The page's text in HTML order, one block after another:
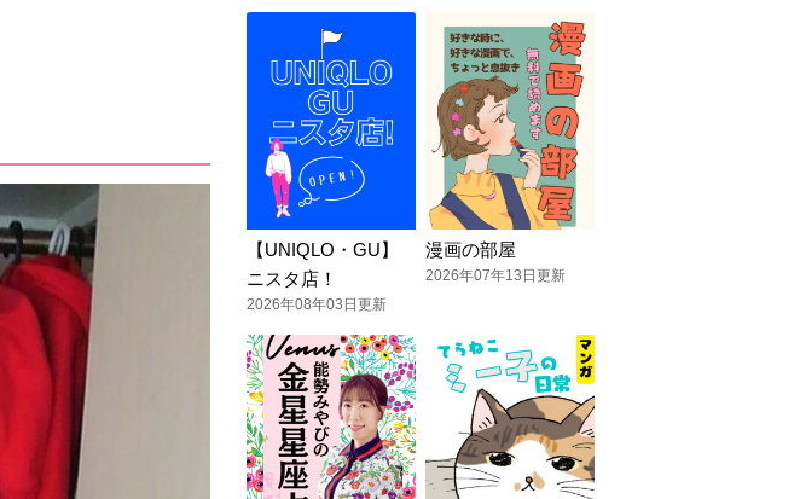
【UNIQLO・GU】
ニスタ店！
2026年08年03日更新
漫画の部屋
2026年07年13日更新